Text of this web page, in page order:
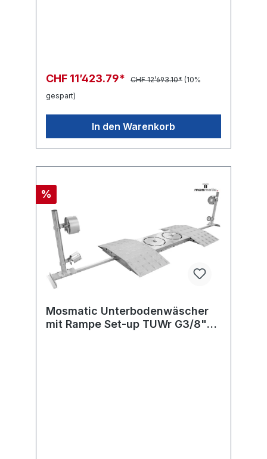
CHF 11’423.79* CHF 12’693.10* (10%
gespart)
In den Warenkorb
%
Mosmatic Unterbodenwäscher
mit Rampe Set-up TUWr G3/8"-M